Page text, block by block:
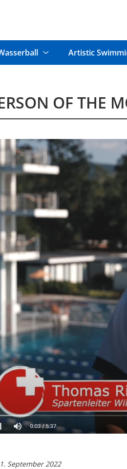
Artistic
OF THE
September 2022